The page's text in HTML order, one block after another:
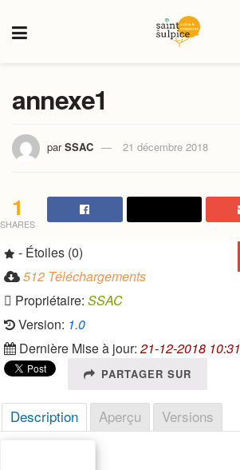
annexe1
par SSAC 21 décembre 2018
1
SHARES
- Étoiles (0)
512 Téléchargements
Propriétaire: SSAC
Version: 1.0
Dernière Mise à jour:21-12-2018 10:31
PARTAGER SUR
Description Aperçu Versions